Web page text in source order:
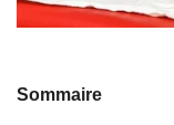
Sommaire